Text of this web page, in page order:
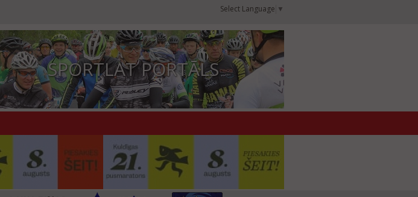
Select Language ▼
SPORTLAT PORTĀLS